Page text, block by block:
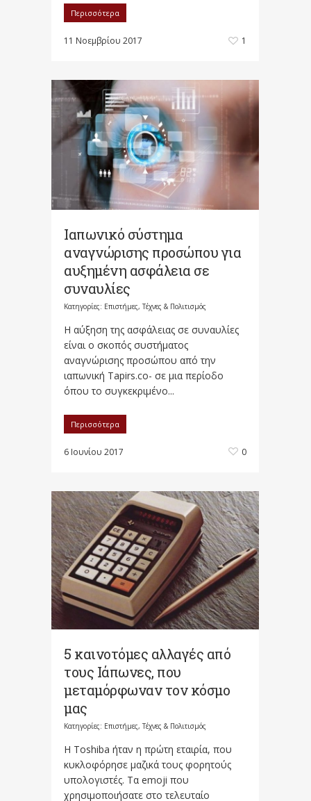
Περισσότερα
11 Νοεμβρίου 2017 1
Ιαπωνικό σύστημα
αναγνώρισης προσώπου για
αυξημένη ασφάλεια σε
συναυλίες
Κατηγορίες: Επιστήμες, Τέχνες & Πολιτισμός
Η αύξηση της ασφάλειας σε συναυλίες
είναι ο σκοπός συστήματος
αναγνώρισης προσώπου από την
ιαπωνική Tapirs.co- σε μια περίοδο
όπου το συγκεκριμένο...
Περισσότερα
6 Ιουνίου 2017 0
5 καινοτόμες αλλαγές από
τους Ιάπωνες, που
μεταμόρφωναν τον κόσμο
μας
Κατηγορίες: Επιστήμες, Τέχνες & Πολιτισμός
Η Toshiba ήταν η πρώτη εταιρία, που
κυκλοφόρησε μαζικά τους φορητούς
υπολογιστές. Τα emoji που
χρησιμοποιήσατε στο τελευταίο